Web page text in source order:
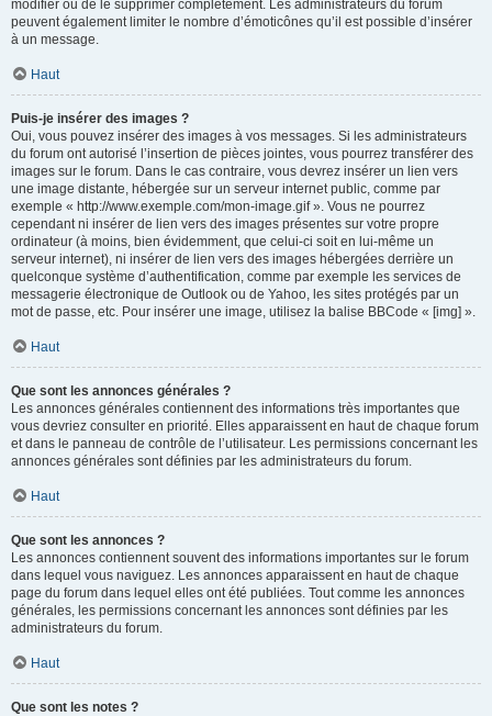
modifier ou de le supprimer complètement. Les administrateurs du forum
peuvent également limiter le nombre d’émoticônes qu’il est possible d’insérer
à un message.
Haut
Puis-je insérer des images ?
Oui, vous pouvez insérer des images à vos messages. Si les administrateurs
du forum ont autorisé l’insertion de pièces jointes, vous pourrez transférer des
images sur le forum. Dans le cas contraire, vous devrez insérer un lien vers
une image distante, hébergée sur un serveur internet public, comme par
exemple « http://www.exemple.com/mon-image.gif ». Vous ne pourrez
cependant ni insérer de lien vers des images présentes sur votre propre
ordinateur (à moins, bien évidemment, que celui-ci soit en lui-même un
serveur internet), ni insérer de lien vers des images hébergées derrière un
quelconque système d’authentification, comme par exemple les services de
messagerie électronique de Outlook ou de Yahoo, les sites protégés par un
mot de passe, etc. Pour insérer une image, utilisez la balise BBCode « [img] ».
Haut
Que sont les annonces générales ?
Les annonces générales contiennent des informations très importantes que
vous devriez consulter en priorité. Elles apparaissent en haut de chaque forum
et dans le panneau de contrôle de l’utilisateur. Les permissions concernant les
annonces générales sont définies par les administrateurs du forum.
Haut
Que sont les annonces ?
Les annonces contiennent souvent des informations importantes sur le forum
dans lequel vous naviguez. Les annonces apparaissent en haut de chaque
page du forum dans lequel elles ont été publiées. Tout comme les annonces
générales, les permissions concernant les annonces sont définies par les
administrateurs du forum.
Haut
Que sont les notes ?